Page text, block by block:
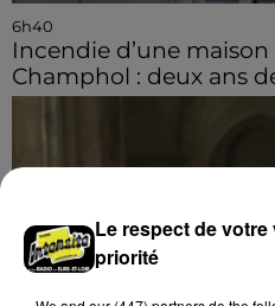
6h40
Incendie d’une
Champhol : deux ans
Le respect de
priorité